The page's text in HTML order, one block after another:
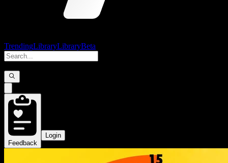
TrendingLibraryLibraryBeta
Feedback
Login